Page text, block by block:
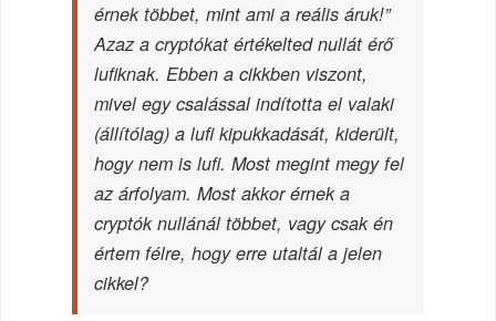
érnek többet, mint ami a reális áruk!”
Azaz a cryptókat értékelted nullát érő
lufiknak. Ebben a cikkben viszont,
mivel egy csalással indította el valaki
(állítólag) a lufi kipukkadását, kiderült,
hogy nem is lufi. Most megint megy fel
az árfolyam. Most akkor érnek a
cryptók nullánál többet, vagy csak én
értem félre, hogy erre utaltál a jelen
cikkel?